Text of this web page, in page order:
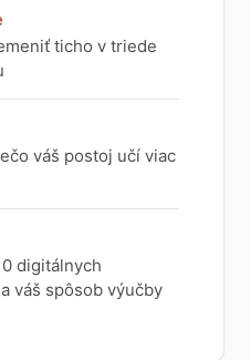
ticho v triede
váš postoj učí viac
digitálnych
váš spôsob výučby